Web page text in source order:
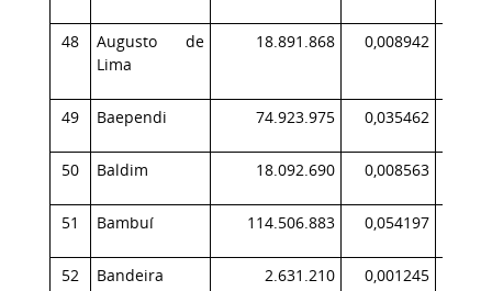
48
Augusto de
Lima
18.891.868 0,008942
49 Baependi 74.923.975 0,035462
50 Baldim 18.092.690 0,008563
51 Bambuí 114.506.883 0,054197
52 Bandeira 2.631.210 0,001245